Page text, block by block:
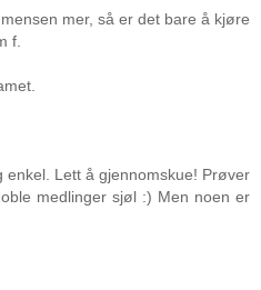
mer, så er det bare å kjøre
f.
enkel. Lett å gjennomskue! Prøver
medlinger sjøl :) Men noen er